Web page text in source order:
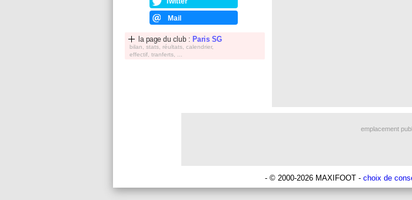
Mail
la page du club : Paris SG
bilan, stats, réultats, calendrier,
effectif, tranferts, ...
emplacement
- © 2000-2026 MAXIFOOT - choix de